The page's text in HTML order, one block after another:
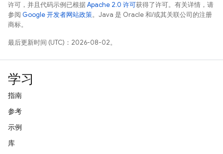
许可，并且代码示例已根据Apache 2.0 许可获得了许可。有关详情，请
参阅 Google 开发者网站政策。Java 是 Oracle 和/或其关联公司的注册
商标。
最后更新时间 (UTC)：2026-08-02。
学习
指南
参考
示例
库